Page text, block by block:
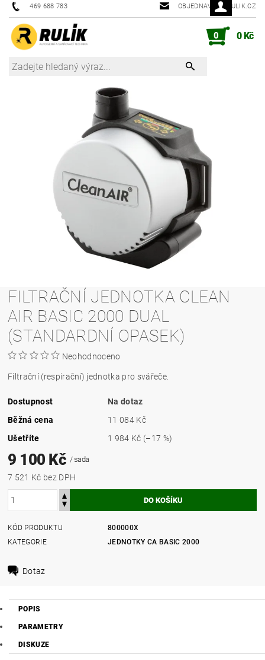
469 688 783 OBJEDNAVKY@RULIK.CZ
0 0 Kč
FILTRAČNÍ JEDNOTKA CLEAN
AIR BASIC 2000 DUAL
(STANDARDNÍ OPASEK)
Neohodnoceno
Filtrační (respirační) jednotka pro svářeče.
Dostupnost
Na dotaz
Běžná cena
11 084 Kč
Ušetříte
1 984 Kč (–17 %)
9 100 Kč / sada
7 521 Kč bez DPH
KÓD PRODUKTU
800000X
KATEGORIE
JEDNOTKY CA BASIC 2000
Dotaz
POPIS
PARAMETRY
DISKUZE